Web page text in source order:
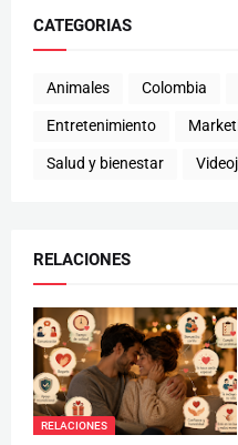
CATEGORIAS
Animales Colombia
Entretenimiento
Salud y bienestar
RELACIONES
RELACIONES